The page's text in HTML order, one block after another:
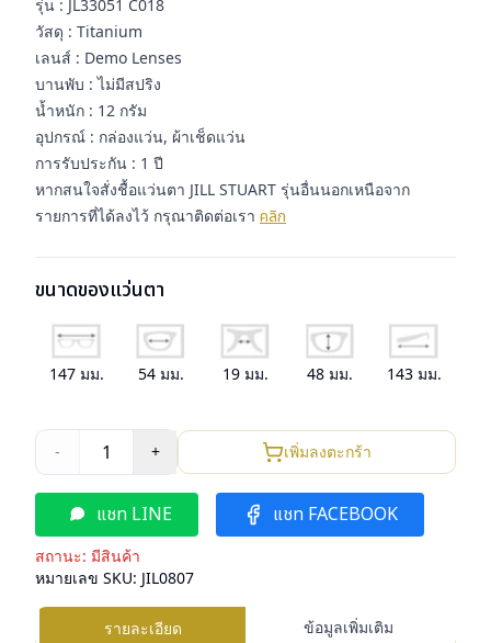
รุ่น : JL33051 C018
วัสดุ : Titanium
เลนส์ : Demo Lenses
บานพับ : ไม่มีสปริง
น้ำหนัก : 12 กรัม
อุปกรณ์ : กล่องแว่น, ผ้าเช็ดแว่น
การรับประกัน : 1 ปี
หากสนใจสั่งชื้อแว่นตา JILL STUART รุ่นอื่นนอกเหนือจาก
รายการที่ได้ลงไว้ กรุณาติดต่อเรา คลิก
ขนาดของแว่นตา
147 มม. 54 มม. 19มม. 48มม. 143มม.
- 1 + เพิ่มลงตะกร้า
แชท LINE แชท FACEBOOK
สถานะ: มีสินค้า
หมายเลข SKU: JIL0807
รายละเอียด ข้อมูลเพิ่มเติม